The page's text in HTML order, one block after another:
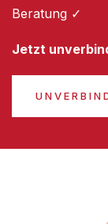
Beratung ✓
Jetzt